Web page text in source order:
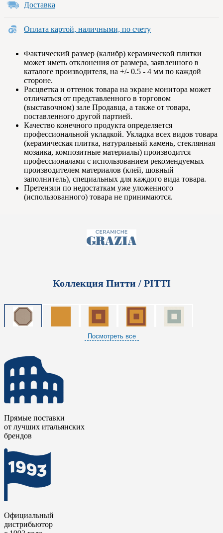
Доставка
Оплата картой, наличными, по счету
Фактический размер (калибр) керамической плитки
может иметь отклонения от размера, заявленного в
каталоге производителя, на +/- 0.5 - 4 мм по каждой
стороне.
Расцветка и оттенок товара на экране монитора может
отличаться от представленного в торговом
(выставочном) зале Продавца, а также от товара,
поставленного другой партией.
Качество конечного продукта определяется
профессиональной укладкой. Укладка всех видов товара
(керамическая плитка, натуральный камень, стеклянная
мозаика, композитные материалы) производится
профессионалами с использованием рекомендуемых
производителем материалов (клей, шовный
заполнитель), специальных для каждого вида товара.
Претензии по недостаткам уже уложенного
(использованного) товара не принимаются.
Коллекция Питти / PITTI
Посмотреть все
Прямые поставки
от лучших итальянских
брендов
Официальный
дистрибьютор